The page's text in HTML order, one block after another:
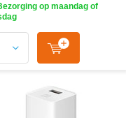
op maandag of